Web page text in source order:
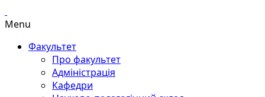
Menu
Факультет
Про факультет
Адміністрація
Кафедри